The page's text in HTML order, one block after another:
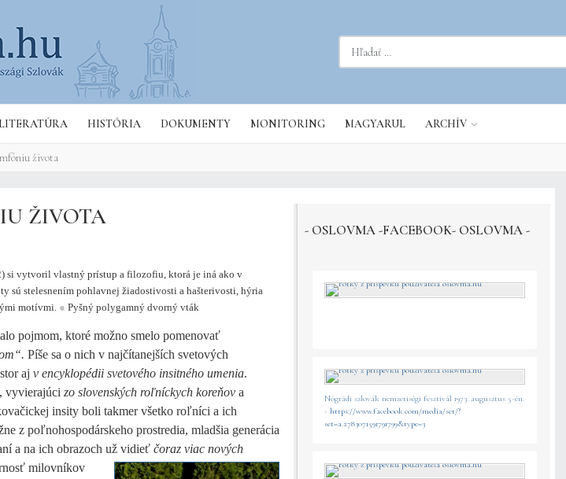
LITERATÚRA HISTÓRIA DOKUMENTY MONITORING MAGYARUL ARCHÍV
života
ŽIVOTA
si vytvoril vlastný prístup a filozofiu, ktorá je iná ako v
sú stelesnením pohlavnej žiadostivosti a hašterivosti, hýria
motívmi. ● Pyšný polygamný dvorný vták
pojmom, ktoré možno smelo pomenovať
Píše sa o nich v najčítanejších svetových
aj v encyklopédii svetového insitného umenia.
vyvierajúci zo slovenských roľníckych koreňov a
insity boli takmer všetko roľníci a ich
z poľnohospodárskeho prostredia, mladšia generácia
a na ich obrazoch už vidieť čoraz viac nových
milovníkov
- OSLOVMA -FACEBOOK- OSLOVMA -
Nógrádi szlovák nemzetiségi fesztivál 1973. augusztus 5-én.
- https://www.facebook.com/media/set/?
set=a.2783071591791799&type=3